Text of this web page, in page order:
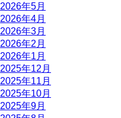
2026年5月
2026年4月
2026年3月
2026年2月
2026年1月
2025年12月
2025年11月
2025年10月
2025年9月